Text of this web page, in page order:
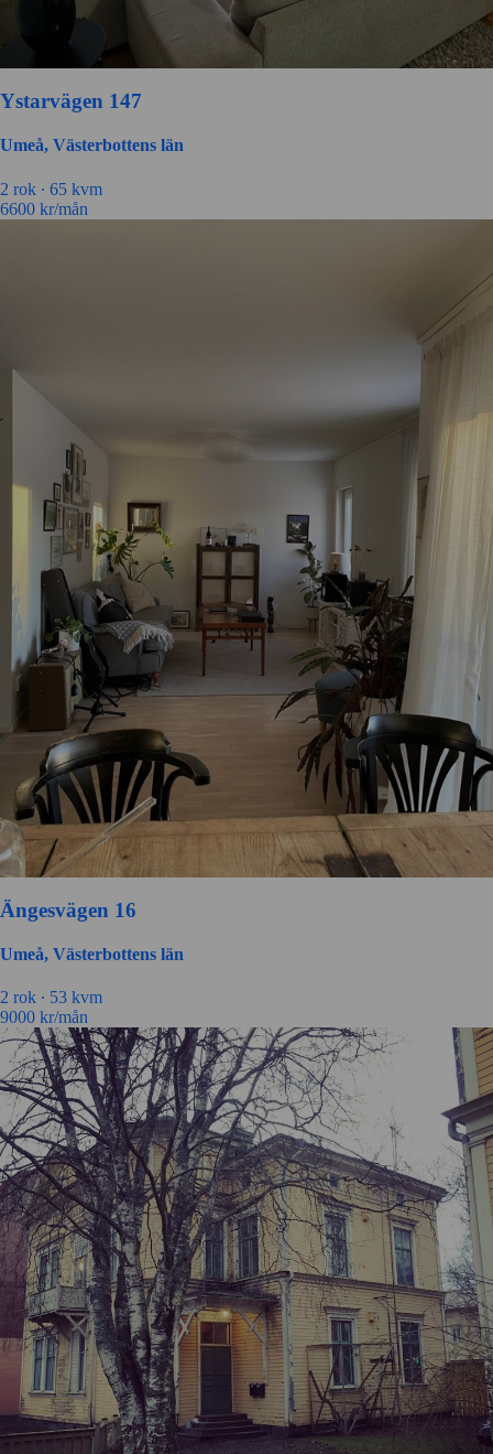
Ystarvägen 147
Umeå, Västerbottens län
2 rok ∙ 65 kvm
6600 kr/mån
Ängesvägen 16
Umeå, Västerbottens län
2 rok ∙ 53 kvm
9000 kr/mån